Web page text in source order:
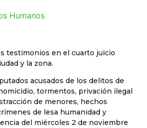
Humanos
testimonios en el cuarto juicio
y la zona.
acusados de los delitos de
tormentos, privación ilegal
de menores, hechos
de lesa humanidad y
del miércoles 2 de noviembre